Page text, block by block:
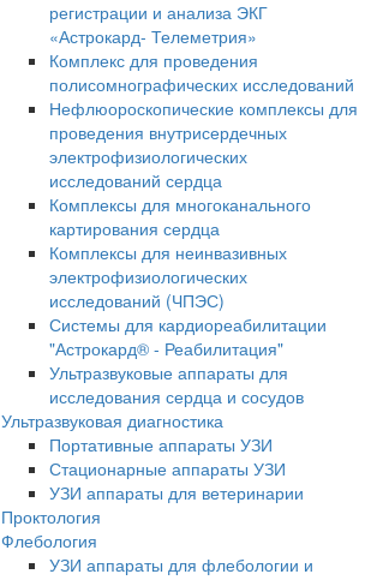
регистрации и анализа ЭКГ
«Астрокард- Телеметрия»
Комплекс для проведения
полисомнографических исследований
Нефлюороскопические комплексы для
проведения внутрисердечных
электрофизиологических
исследований сердца
Комплексы для многоканального
картирования сердца
Комплексы для неинвазивных
электрофизиологических
исследований (ЧПЭС)
Системы для кардиореабилитации
"Астрокард® - Реабилитация"
Ультразвуковые аппараты для
исследования сердца и сосудов
Ультразвуковая диагностика
Портативные аппараты УЗИ
Стационарные аппараты УЗИ
УЗИ аппараты для ветеринарии
Проктология
Флебология
УЗИ аппараты для флебологии и